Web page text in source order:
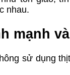
nhau.
mạnh
sử dụng